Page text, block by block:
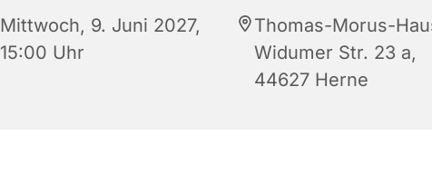
Mittwoch, 9. Juni 2027,
15:00 Uhr
Thomas-Morus-
Widumer Str. 23 a,
44627 Herne